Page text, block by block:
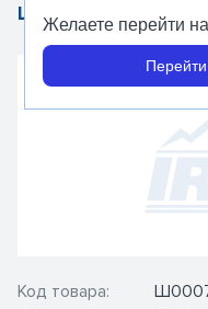
Желаете перейти
Перейти
Шкив для
Код товара: